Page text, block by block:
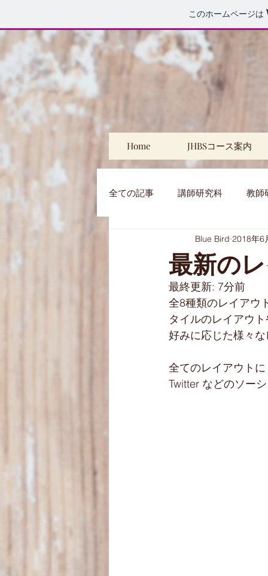
このホームページは
Home JHBSコース案内
全ての記事 講師研究科 教師
プライベート
クリスマスケーキ 子供パン
最新の
Blue Bird 2018年6
最終更新: 7分前
全8種類のレイアウ
タイルのレイアウ
好みに応じた様々
全てのレイアウト
Twitter などのソー